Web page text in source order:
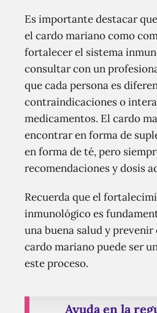
Es importante destacar
el cardo mariano como
fortalecer el sistema
consultar con un
que cada persona es
contraindicaciones o
medicamentos. El cardo
encontrar en forma de
en forma de té, pero
recomendaciones y dosis
Recuerda que el
inmunológico es
una buena salud y prevenir
cardo mariano puede ser
este proceso.
Ayuda en la